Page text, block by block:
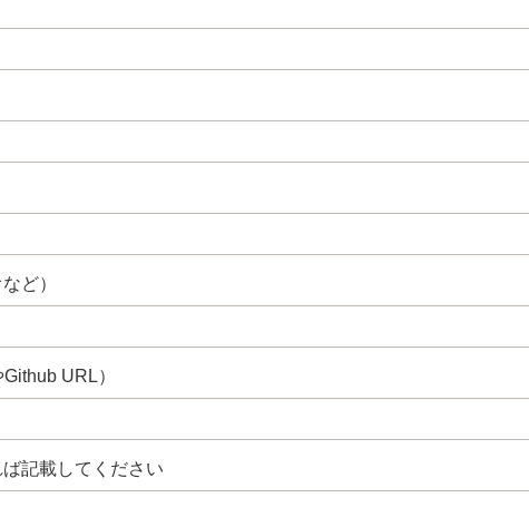
ど）
URL）
記載してください